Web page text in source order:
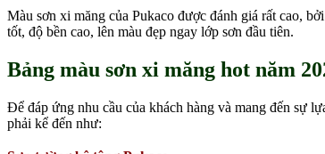
Màu sơn xi măng của Pukaco được đánh giá rất cao,
tốt, độ bền cao, lên màu đẹp ngay lớp sơn đầu tiên.
Bảng màu sơn xi măng hot năm
Để đáp ứng nhu cầu của khách hàng và mang đến sự
phải kể đến như: